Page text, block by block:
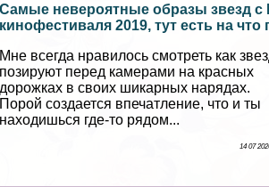
Самые невероятные образы звезд с
кинофестиваля 2019, тут есть на что
Мне всегда нравилось смотреть как
позируют перед камерами на красных
дорожках в своих шикарных нарядах.
Порой создается впечатление, что и ты
находишься где-то рядом...
14 07